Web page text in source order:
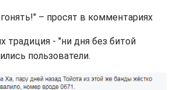
– просят в комментариях
традиция - "ни дня без битой
пользователи.